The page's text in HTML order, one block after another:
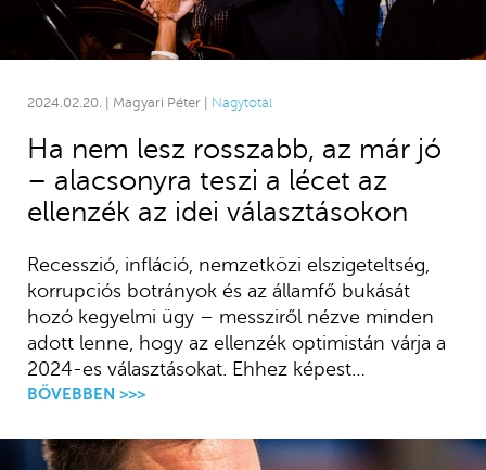
2024.02.20. | Magyari Péter | Nagytotál
Ha nem lesz rosszabb, az már jó
– alacsonyra teszi a lécet az
ellenzék az idei választásokon
Recesszió, infláció, nemzetközi elszigeteltség,
korrupciós botrányok és az államfő bukását
hozó kegyelmi ügy – messziről nézve minden
adott lenne, hogy az ellenzék optimistán várja a
2024-es választásokat. Ehhez képest…
BŐVEBBEN >>>